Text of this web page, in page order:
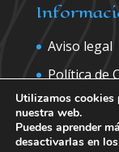
Aviso legal
Política de
Política de
Utilizamos cookies
nuestra web.
Puedes aprender
desactivarlas en los